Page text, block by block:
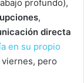
profundo),
,
directa
en su propio
pero